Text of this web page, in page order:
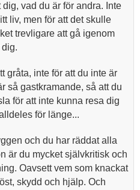
vad du är för andra. Inte
liv, men för att det skulle
trevligare att gå igenom
dig.
gråta, inte för att du inte är
så gastkramande, så att du
för att inte kunna resa dig
för länge...
och du har räddat alla
är du mycket självkritisk och
Oavsett vem som knackat
skydd och hjälp. Och